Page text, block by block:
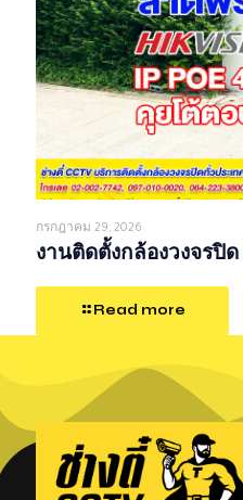
กรกฎาคม 29, 2026
งานติดตั้งกล้องวงจรปิ
Read more